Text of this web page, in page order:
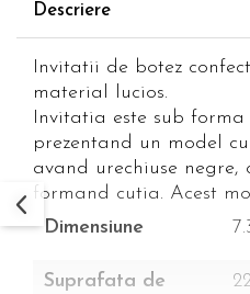
Descriere
Invitatii de botez
material lucios.
Invitatia este sub
prezentand un model
avand urechiuse
formand cutia. Acest
Dimensiune
Suprafata de